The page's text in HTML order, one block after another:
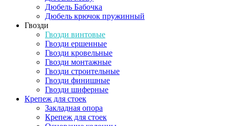
Дюбель Бабочка
Дюбель крючок пружинный
Гвозди
Гвозди винтовые
Гвозди ершенные
Гвозди кровельные
Гвозди монтажные
Гвозди строительные
Гвозди финишные
Гвозди шиферные
Крепеж для стоек
Закладная опора
Крепеж для стоек